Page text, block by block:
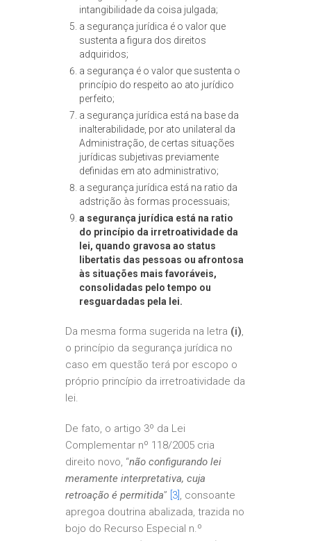
intangibilidade da coisa julgada;
a segurança jurídica é o valor que
sustenta a figura dos direitos
adquiridos;
a segurança é o valor que sustenta o
princípio do respeito ao ato jurídico
perfeito;
a segurança jurídica está na base da
inalterabilidade, por ato unilateral da
Administração, de certas situações
jurídicas subjetivas previamente
definidas em ato administrativo;
a segurança jurídica está na ratio da
adstrição às formas processuais;
a segurança jurídica está na ratio
do princípio da irretroatividade da
lei, quando gravosa ao status
libertatis das pessoas ou afrontosa
às situações mais favoráveis,
consolidadas pelo tempo ou
resguardadas pela lei.
Da mesma forma sugerida na letra (i),
o princípio da segurança jurídica no
caso em questão terá por escopo o
próprio princípio da irretroatividade da
lei.
De fato, o artigo 3º da Lei
Complementar nº 118/2005 cria
direito novo, “não configurando lei
meramente interpretativa, cuja
retroação é permitida” [3] , consoante
apregoa doutrina abalizada, trazida no
bojo do Recurso Especial n.º